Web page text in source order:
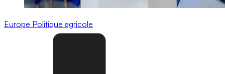
Europe Politique agricole